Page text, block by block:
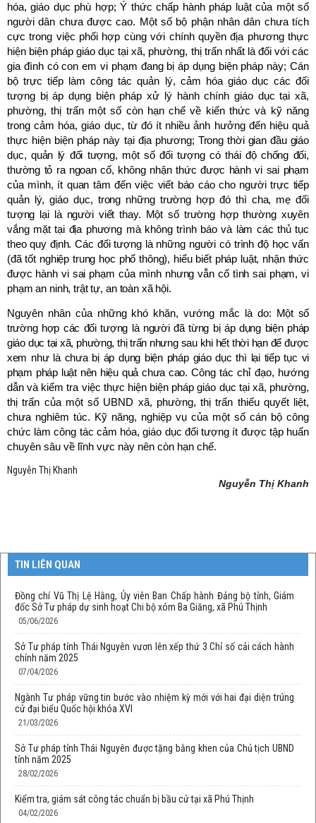
hóa, giáo dục phù hợp; Ý thức chấp hành pháp luật của một số
người dân chưa được cao. Một số bộ phận nhân dân chưa tích
cực trong việc phối hợp cùng với chính quyền địa phương thực
hiện biện pháp giáo dục tại xã, phường, thị trấn nhất là đối với các
gia đình có con em vi phạm đang bị áp dụng biện pháp này; Cán
bộ trực tiếp làm công tác quản lý, cảm hóa giáo dục các đối
tượng bị áp dụng biện pháp xử lý hành chính giáo dục tại xã,
phường, thị trấn một số còn hạn chế về kiến thức và kỹ năng
trong cảm hóa, giáo dục, từ đó ít nhiều ảnh hưởng đến hiệu quả
thực hiện biện pháp này tại địa phương; Trong thời gian đầu giáo
dục, quản lý đối tượng, một sốđối tượng có thái độ chống đối,
thường tỏ ra ngoan cố, không nhận thức được hành vi sai phạm
của mình, ít quan tâm đến việc viết báo cáo cho người trực tiếp
quản lý, giáo dục, trong những trường hợp đó thì cha, mẹ đối
tượng lại là người viết thay. Một số trường hợp thường xuyên
vắng mặt tại địa phương mà không trình báo và làm các thủ tục
theo quy định. Các đối tượng là những người có trình độ học vấn
(đã tốt nghiệp trung học phổ thông), hiểu biết pháp luật, nhận thức
được hành vi sai phạm của mình nhưng vẫn cố tình sai phạm, vi
phạm an ninh, trật tự, an toàn xã hội.
Nguyên nhân của những khó khăn, vướng mắc là do: Một số
trường hợp các đối tượng là người đã từng bị áp dụng biện pháp
giáo dục tại xã, phường, thị trấn nhưng sau khi hết thời hạn để được
xem như là chưa bị áp dụng biện pháp giáo dục thì lại tiếp tục vi
phạm pháp luậtnên hiệu quả chưa cao. Công tác chỉ đạo, hướng
dẫn và kiểm tra việc thực hiện biện pháp giáo dục tại xã, phường,
thị trấn của một số UBND xã, phường, thị trấn thiếu quyết liệt,
chưa nghiêm túc. Kỹ năng, nghiệp vụ của một số cán bộ công
chức làm công tác cảm hóa, giáo dục đối tượng ít được tập huấn
chuyên sâu về lĩnh vực này nên còn hạn chế.
Nguyễn Thị Khanh
Nguyễn Thị Khanh
TIN LIÊN QUAN
Đồng chí Vũ Thị Lệ Hằng, Ủy viên Ban Chấp hành Đảng bộ tỉnh, Giám
đốc Sở Tư pháp dự sinh hoạt Chi bộ xóm Ba Giăng, xã Phú Thịnh
05/06/2026
Sở Tư pháp tỉnh Thái Nguyên vươn lên xếp thứ 3 Chỉ số cải cách hành
chính năm 2025
07/04/2026
Ngành Tư pháp vững tin bước vào nhiệm kỳ mới với hai đại diện trúng
cử đại biểu Quốc hội khóa XVI
21/03/2026
Sở Tư pháp tỉnh Thái Nguyên được tặng bằng khen của Chủ tịch UBND
tỉnh năm 2025
28/02/2026
Kiểm tra, giám sát công tác chuẩn bị bầu cử tại xã Phú Thịnh
04/02/2026